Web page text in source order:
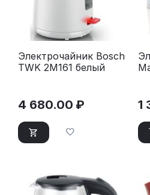
Электрочайник Bosch
TWK 2M161 белый
4 680.00 ₽ 1